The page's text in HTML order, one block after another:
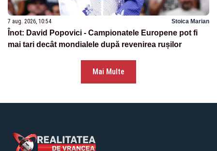
7 aug. 2026, 10:54 Stoica Marian
Înot: David Popovici - Campionatele Europene pot fi
mai tari decât mondialele după revenirea rușilor
Mai Multe